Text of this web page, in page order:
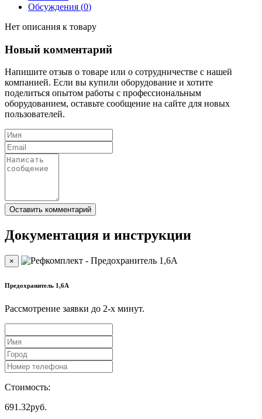
Обсуждения (0)
Нет описания к товару
Новый комментарий
Напишите отзыв о товаре или о сотрудничестве с нашей
компанией. Если вы купили оборудование и хотите
поделиться опытом работы с профессиональным
оборудованием, оставьте сообщение на сайте для новых
пользователей.
Документация и инструкции
×
Предохранитель 1,6А
Рассмотрение заявки до 2-x минут.
Стоимость:
691.32руб.